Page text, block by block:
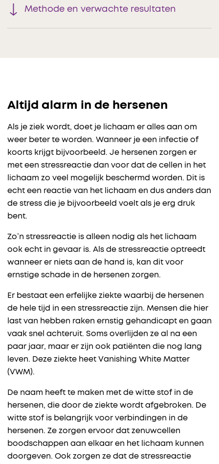
Methode en verwachte resultaten
Altijd alarm in de hersenen
Als je ziek wordt, doet je lichaam er alles aan om
weer beter te worden. Wanneer je een infectie of
koorts krijgt bijvoorbeeld. Je hersenen zorgen er
met een stressreactie dan voor dat de cellen in het
lichaam zo veel mogelijk beschermd worden. Dit is
echt een reactie van het lichaam en dus anders dan
de stress die je bijvoorbeeld voelt als je erg druk
bent.
Zo’n stressreactie is alleen nodig als het lichaam
ook echt in gevaar is. Als de stressreactie optreedt
wanneer er niets aan de hand is, kan dit voor
ernstige schade in de hersenen zorgen.
Er bestaat een erfelijke ziekte waarbij de hersenen
de hele tijd in een stressreactie zijn. Mensen die hier
last van hebben raken ernstig gehandicapt en gaan
vaak snel achteruit. Soms overlijden ze al na een
paar jaar, maar er zijn ook patiënten die nog lang
leven. Deze ziekte heet Vanishing White Matter
(VWM).
De naam heeft te maken met de witte stof in de
hersenen, die door de ziekte wordt afgebroken. De
witte stof is belangrijk voor verbindingen in de
hersenen. Ze zorgen ervoor dat zenuwcellen
boodschappen aan elkaar en het lichaam kunnen
doorgeven. Ook zorgen ze dat de stressreactie